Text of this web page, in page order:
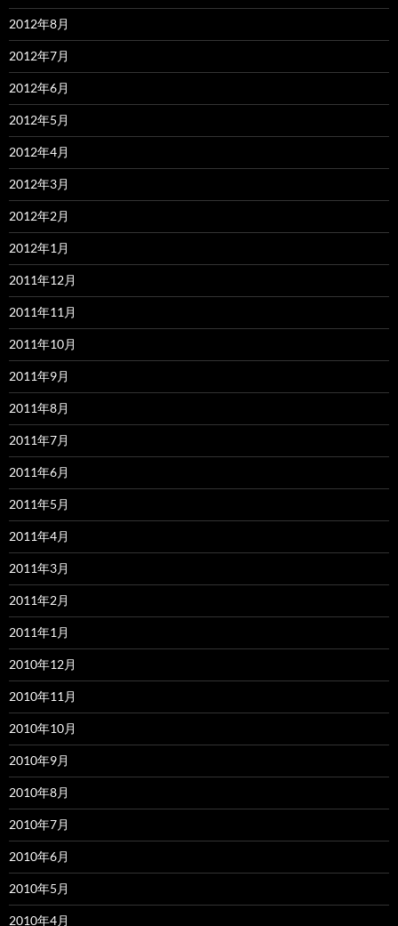
2012年8月
2012年7月
2012年6月
2012年5月
2012年4月
2012年3月
2012年2月
2012年1月
2011年12月
2011年11月
2011年10月
2011年9月
2011年8月
2011年7月
2011年6月
2011年5月
2011年4月
2011年3月
2011年2月
2011年1月
2010年12月
2010年11月
2010年10月
2010年9月
2010年8月
2010年7月
2010年6月
2010年5月
2010年4月